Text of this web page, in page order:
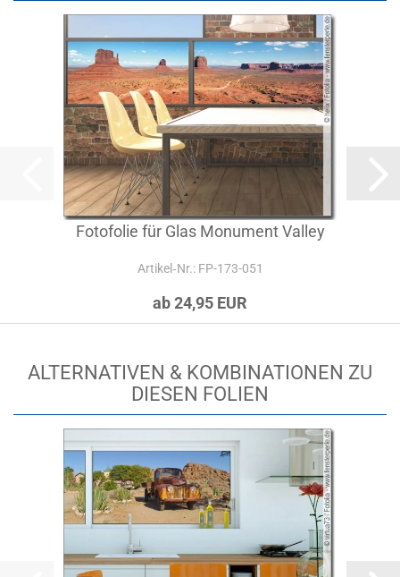
Fotofolie für Glas Monument Valley
Artikel‑Nr.: FP-173-051
ab 24,95 EUR
ALTERNATIVEN & KOMBINATIONEN ZU
DIESEN FOLIEN